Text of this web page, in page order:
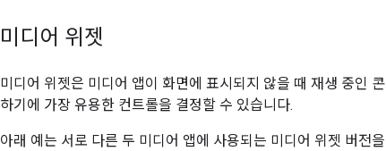
미디어 위젯
미디어 위젯은 미디어 앱이 화면에 표시되지 않을 때 재생 중인
하기에 가장 유용한 컨트롤을 결정할 수 있습니다.
아래 예는 서로 다른 두 미디어 앱에 사용되는 미디어 위젯 버전